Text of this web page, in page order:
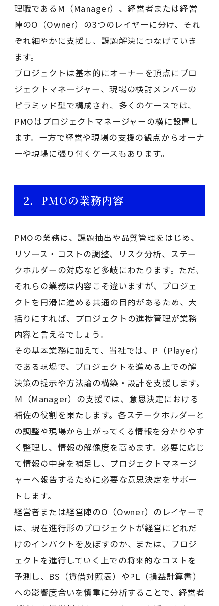
理職であるM（Manager）、経営者または経営
陣のO（Owner）の3つのレイヤーに分け、それ
ぞれ細やかに支援し、課題解決につなげていき
ます。
プロジェクトは基本的にオーナーを頂点にプロ
ジェクトマネージャー、現場の検討メンバーの
ピラミッド型で構成され、多くのケースでは、
PMOはプロジェクトマネージャーの横に設置し
ます。一方で経営や現場の支援の観点からオーナ
ーや現場に張り付くケースもあります。
2．PMOの業務内容
PMOの業務は、課題抽出や品質管理をはじめ、
リソース・コストの調整、リスク分析、ステー
クホルダーの対応など多岐にわたります。ただ、
それらの業務は内容こそ違いますが、プロジェ
クトを円滑に進める共通の目的があるため、大
括りにすれば、プロジェクトの進捗管理が業務
内容と言えるでしょう。
その基本業務に加えて、当社では、P（Player）
である現場で、プロジェクトを進める上での解
決策の提示や方法論の構築・設計を支援します。
Ｍ（Manager）の支援では、意思決定における
補佐の役割を果たします。各ステークホルダーと
の調整や現場から上がってくる情報を分かりやす
く整理し、情報の解像度を高めます。必要に応じ
て情報の中身を補足し、プロジェクトマネージ
ャーへ報告するために必要な意思決定をサポー
トします。
経営者または経営陣のO（Owner）のレイヤーで
は、現在進行形のプロジェクトが経営にどれだ
けのインパクトを及ぼすのか、または、プロジ
ェクトを進行していく上での将来的なコストを
予測し、BS（賃借対照表）やPL（損益計算書）
への影響度合いを慎重に分析することで、経営者